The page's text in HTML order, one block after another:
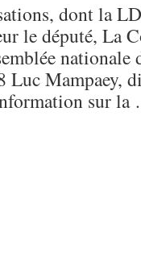
dont la
le député, La
Mampaey,
sur